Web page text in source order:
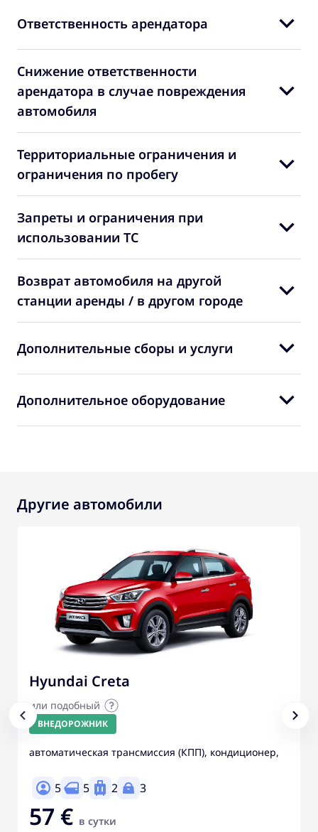
Ответственность арендатора
Снижение ответственности
арендатора в случае повреждения
автомобиля
Территориальные ограничения и
ограничения по пробегу
Запреты и ограничения при
использовании ТС
Возврат автомобиля на другой
станции аренды / в другом городе
Дополнительные сборы и услуги
Дополнительное оборудование
Другие автомобили
Hyundai Creta
или подобный
ВНЕДОРОЖНИК
автоматическая трансмиссия (КПП), кондиционер,
5 5 2 3
57 € в сутки